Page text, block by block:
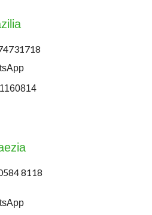
8118